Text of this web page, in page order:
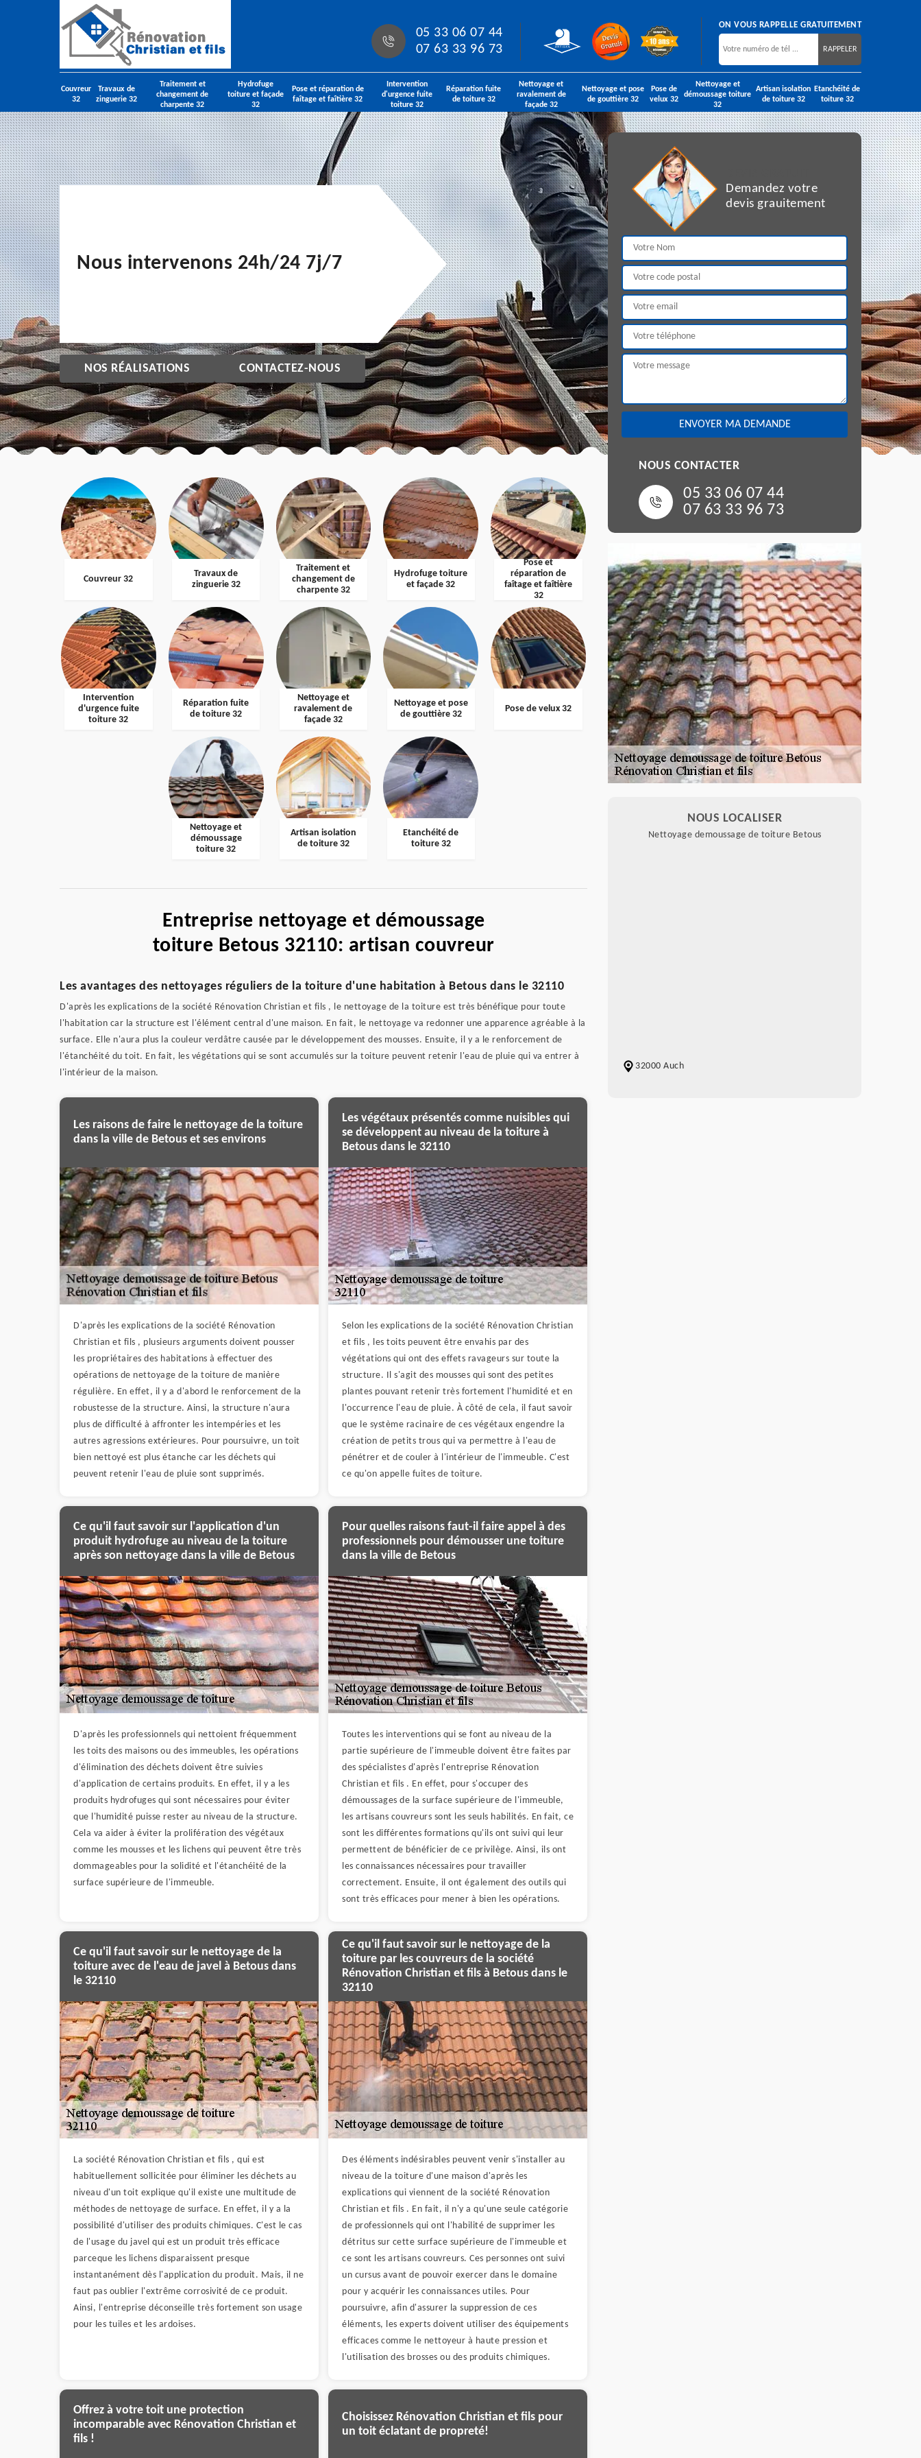
05 33 06 07 44
07 63 33 96 73
ON VOUS RAPPELLE GRATUITEMENT
Couvreur
32
Travaux de
zinguerie 32
Traitement et
changement de
charpente 32
Hydrofuge
toiture et façade
32
Pose et réparation de
faîtage et faîtière 32
Intervention
d'urgence fuite
toiture 32
Réparation fuite
de toiture 32
Nettoyage et
ravalement de
façade 32
Nettoyage et pose
de gouttière 32
Pose de
velux 32
Nettoyage et
démoussage toiture
32
Artisan isolation
de toiture 32
Etanchéité de
toiture 32
Nous intervenons 24h/24 7j/7
NOS RÉALISATIONS CONTACTEZ-NOUS
Couvreur 32
Travaux de
zinguerie 32
Traitement et
changement de
charpente 32
Hydrofuge toiture
et façade 32
Pose et
réparation de
faîtage et faîtière
32
Intervention
d'urgence fuite
toiture 32
Réparation fuite
de toiture 32
Nettoyage et
ravalement de
façade 32
Nettoyage et pose
de gouttière 32
Pose de velux 32
Nettoyage et
démoussage
toiture 32
Artisan isolation
de toiture 32
Etanchéité de
toiture 32
Entreprise nettoyage et démoussage
toiture Betous 32110: artisan couvreur
Les avantages des nettoyages réguliers de la toiture d'une habitation à Betous dans le 32110
D'après les explications de la société Rénovation Christian et fils , le nettoyage de la toiture est très bénéfique pour toute
l'habitation car la structure est l'élément central d'une maison. En fait, le nettoyage va redonner une apparence agréable à la
surface. Elle n'aura plus la couleur verdâtre causée par le développement des mousses. Ensuite, il y a le renforcement de
l'étanchéité du toit. En fait, les végétations qui se sont accumulés sur la toiture peuvent retenir l'eau de pluie qui va entrer à
l'intérieur de la maison.
Les raisons de faire le nettoyage de la toiture
dans la ville de Betous et ses environs
D'après les explications de la société Rénovation
Christian et fils , plusieurs arguments doivent pousser
les propriétaires des habitations à effectuer des
opérations de nettoyage de la toiture de manière
régulière. En effet, il y a d'abord le renforcement de la
robustesse de la structure. Ainsi, la structure n'aura
plus de difficulté à affronter les intempéries et les
autres agressions extérieures. Pour poursuivre, un toit
bien nettoyé est plus étanche car les déchets qui
peuvent retenir l'eau de pluie sont supprimés.
Les végétaux présentés comme nuisibles qui
se développent au niveau de la toiture à
Betous dans le 32110
Selon les explications de la société Rénovation Christian
et fils , les toits peuvent être envahis par des
végétations qui ont des effets ravageurs sur toute la
structure. Il s'agit des mousses qui sont des petites
plantes pouvant retenir très fortement l'humidité et en
l'occurrence l'eau de pluie. À côté de cela, il faut savoir
que le système racinaire de ces végétaux engendre la
création de petits trous qui va permettre à l'eau de
pénétrer et de couler à l'intérieur de l'immeuble. C'est
ce qu'on appelle fuites de toiture.
Ce qu'il faut savoir sur l'application d'un
produit hydrofuge au niveau de la toiture
après son nettoyage dans la ville de Betous
D'après les professionnels qui nettoient fréquemment
les toits des maisons ou des immeubles, les opérations
d'élimination des déchets doivent être suivies
d'application de certains produits. En effet, il y a les
produits hydrofuges qui sont nécessaires pour éviter
que l'humidité puisse rester au niveau de la structure.
Cela va aider à éviter la prolifération des végétaux
comme les mousses et les lichens qui peuvent être très
dommageables pour la solidité et l'étanchéité de la
surface supérieure de l'immeuble.
Pour quelles raisons faut-il faire appel à des
professionnels pour démousser une toiture
dans la ville de Betous
Toutes les interventions qui se font au niveau de la
partie supérieure de l'immeuble doivent être faites par
des spécialistes d'après l'entreprise Rénovation
Christian et fils . En effet, pour s'occuper des
démoussages de la surface supérieure de l'immeuble,
les artisans couvreurs sont les seuls habilités. En fait, ce
sont les différentes formations qu'ils ont suivi qui leur
permettent de bénéficier de ce privilège. Ainsi, ils ont
les connaissances nécessaires pour travailler
correctement. Ensuite, il ont également des outils qui
sont très efficaces pour mener à bien les opérations.
Ce qu'il faut savoir sur le nettoyage de la
toiture avec de l'eau de javel à Betous dans
le 32110
La société Rénovation Christian et fils , qui est
habituellement sollicitée pour éliminer les déchets au
niveau d'un toit explique qu'il existe une multitude de
méthodes de nettoyage de surface. En effet, il y a la
possibilité d'utiliser des produits chimiques. C'est le cas
de l'usage du javel qui est un produit très efficace
parceque les lichens disparaissent presque
instantanément dès l'application du produit. Mais, il ne
faut pas oublier l'extrême corrosivité de ce produit.
Ainsi, l'entreprise déconseille très fortement son usage
pour les tuiles et les ardoises.
Ce qu'il faut savoir sur le nettoyage de la
toiture par les couvreurs de la société
Rénovation Christian et fils à Betous dans le
32110
Des éléments indésirables peuvent venir s'installer au
niveau de la toiture d'une maison d'après les
explications qui viennent de la société Rénovation
Christian et fils . En fait, il n'y a qu'une seule catégorie
de professionnels qui ont l'habilité de supprimer les
détritus sur cette surface supérieure de l'immeuble et
ce sont les artisans couvreurs. Ces personnes ont suivi
un cursus avant de pouvoir exercer dans le domaine
pour y acquérir les connaissances utiles. Pour
poursuivre, afin d'assurer la suppression de ces
éléments, les experts doivent utiliser des équipements
efficaces comme le nettoyeur à haute pression et
l'utilisation des brosses ou des produits chimiques.
Offrez à votre toit une protection
incomparable avec Rénovation Christian et
fils !
Choisissez Rénovation Christian et fils pour
un toit éclatant de propreté!
Demandez votre
devis grauitement
NOUS CONTACTER
05 33 06 07 44
07 63 33 96 73
NOUS LOCALISER
Nettoyage demoussage de toiture Betous
32000 Auch